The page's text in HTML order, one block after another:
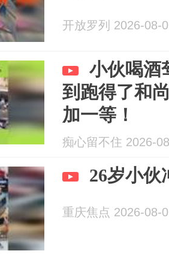
开放罗列 2026-08-
小伙喝酒
到跑得了和
加一等！
痴心留不住 2026-
26岁小伙
重庆焦点 2026-08-